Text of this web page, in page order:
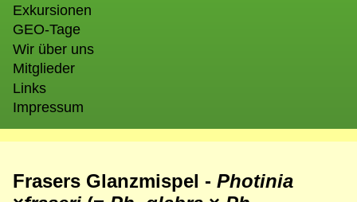
Exkursionen
GEO-Tage
Wir über uns
Mitglieder
Links
Impressum
Frasers Glanzmispel - Photinia